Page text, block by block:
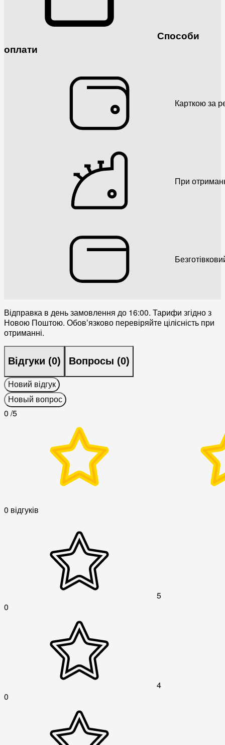
Способи
оплати
Карткою за
При
Відправка в день замовлення до 16:00. Тарифи згідно з
Новою Поштою. Обовʼязково перевіряйте цілісність при
отриманні.
Відгуки (0) Вопросы (0)
Новий відгук
Новый вопрос
0 /5
0 відгуків
5
0
4
0